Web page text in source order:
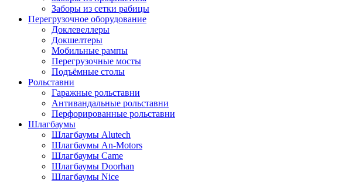
Заборы из сетки рабицы
Перегрузочное оборудование
Доклевеллеры
Докшелтеры
Мобильные рампы
Перегрузочные мосты
Подъёмные столы
Рольставни
Гаражные рольставни
Антивандальные рольставни
Перфорированные рольставни
Шлагбаумы
Шлагбаумы Alutech
Шлагбаумы An-Motors
Шлагбаумы Came
Шлагбаумы Doorhan
Шлагбаумы Nice